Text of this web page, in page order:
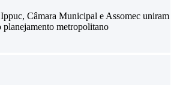
Câmara Municipal e Assomec uniram
planejamento metropolitano